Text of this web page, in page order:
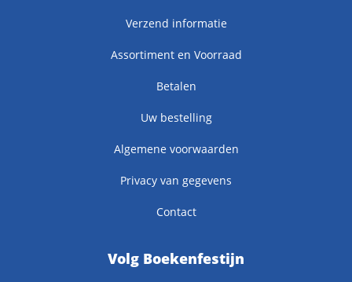
Verzend informatie
Assortiment en Voorraad
Betalen
Uw bestelling
Algemene voorwaarden
Privacy van gegevens
Contact
Volg Boekenfestijn